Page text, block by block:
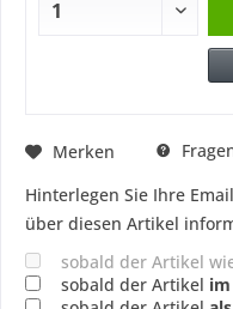
Merken
Hinterlegen Sie Ihre
über diesen Artikel
sobald der Artikel
sobald der Artikel